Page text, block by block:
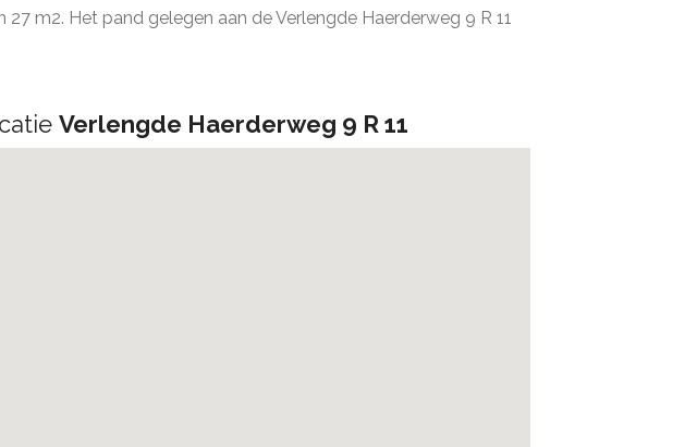
m2. Het pand gelegen aan de Verlengde Haerderweg 9 R 11
Verlengde Haerderweg 9 R 11